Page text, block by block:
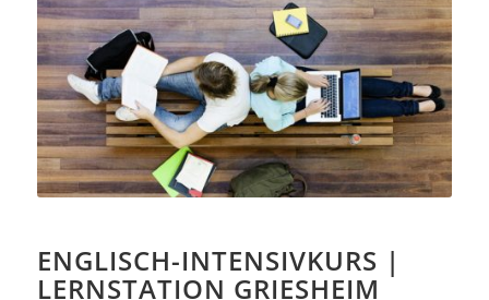
ENGLISCH-INTENSIVKURS |
LERNSTATION GRIESHEIM